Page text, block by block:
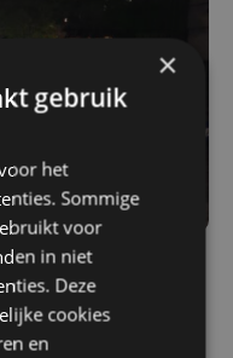
in woning in Sint-
×
gebruik
het
Sommige
voor
in niet
Deze
cookies
en